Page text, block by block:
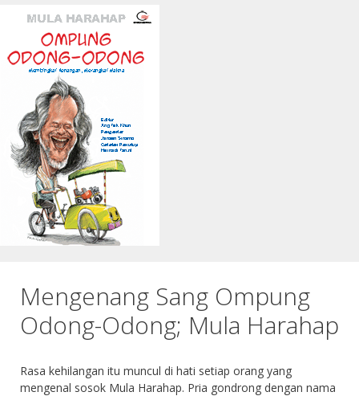
Mengenang Sang Ompung
Odong-Odong; Mula Harahap
Rasa kehilangan itu muncul di hati setiap orang yang
mengenal sosok Mula Harahap. Pria gondrong dengan nama